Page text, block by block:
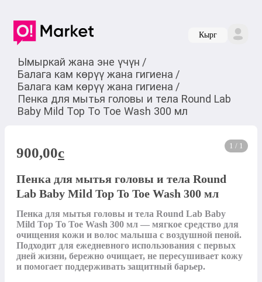
Кырг
Ымыркай жана эне үчүн /
Балага кам көрүү жана гигиена /
Балага кам көрүү жана гигиена /
Пенка для мытья головы и тела Round Lab
Baby Mild Top To Toe Wash 300 мл
1 / 1
900,00c
Пенка для мытья головы и тела Round
Lab Baby Mild Top To Toe Wash 300 мл
Пенка для мытья головы и тела Round Lab Baby
Mild Top To Toe Wash 300 мл — мягкое средство для
очищения кожи и волос малыша с воздушной пеной.
Подходит для ежедневного использования с первых
дней жизни, бережно очищает, не пересушивает кожу
и помогает поддерживать защитный барьер.